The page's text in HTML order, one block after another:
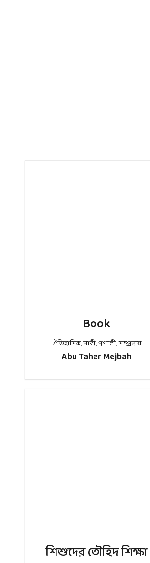
Book
ঐতিহাসিক,নারী,প্রণালী,সম্প্রদায়
Abu Taher Mejbah
শিশুদের তৌহিদ শিক্ষা